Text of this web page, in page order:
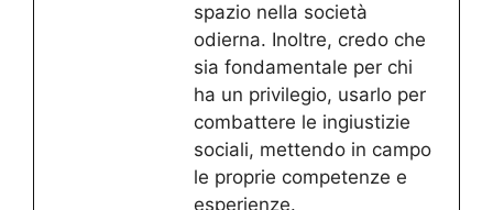
spazio nella società
odierna. Inoltre, credo che
sia fondamentale per chi
ha un privilegio, usarlo per
combattere le ingiustizie
sociali, mettendo in campo
le proprie competenze e
esperienze.